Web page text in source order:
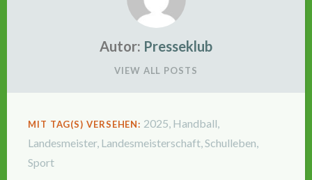
Autor: Presseklub
VIEW ALL POSTS
MIT TAG(S) VERSEHEN: 2025, Handball,
Landesmeister, Landesmeisterschaft,Schulleben,
Sport